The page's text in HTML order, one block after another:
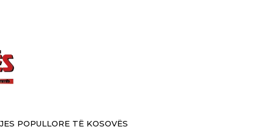
POPULLORE TË KOSOVËS